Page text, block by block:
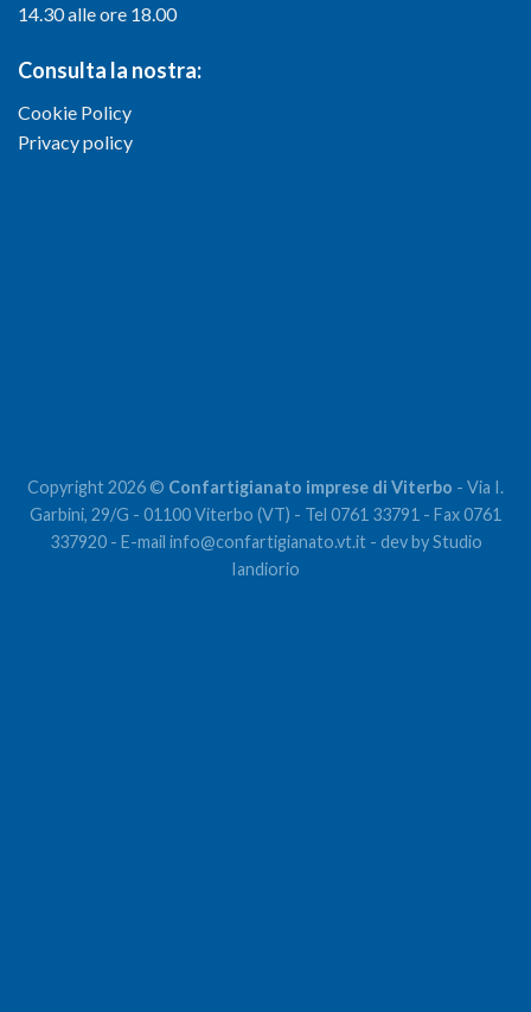
14.30 alle ore 18.00
Consulta la nostra:
Cookie Policy
Privacy policy
Copyright 2026 © Confartigianato imprese di Viterbo - Via I.
Garbini, 29/G - 01100 Viterbo (VT) - Tel 0761 33791 - Fax 0761
337920 - E-mail info@confartigianato.vt.it- dev byStudio
Iandiorio